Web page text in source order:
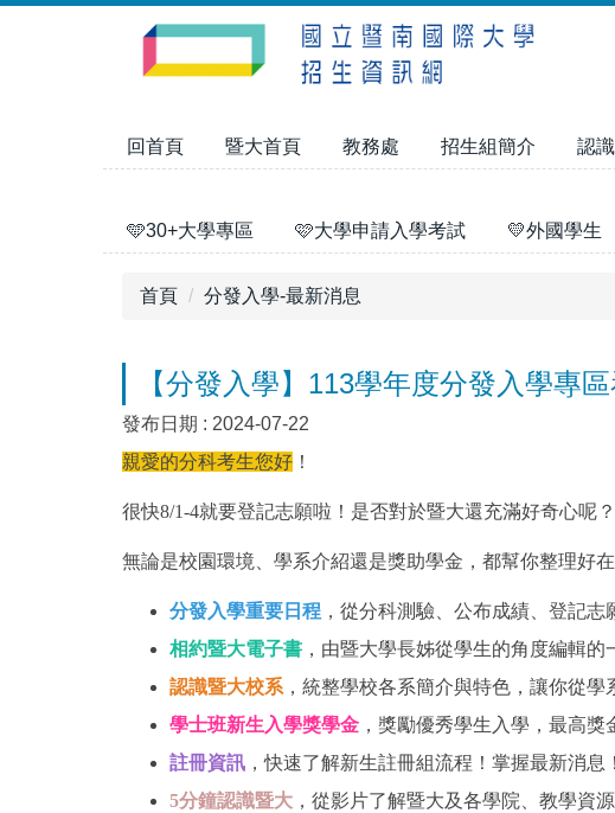
回首頁 暨大首頁 教務處 招生組簡介 認
🩵30+大學專區 🩷大學申請入學考試 💛外國學生
首頁 分發入學-最新消息
【分發入學】113學年度分發入學專區
發布日期 : 2024-07-22
親愛的分科考生您好 ！
很快8/1-4就要登記志願啦！是否對於暨大還充滿好奇心呢
無論是校園環境、學系介紹還是獎助學金，都幫你整理好
分發入學重要日程 ，從分科測驗、公布成績、登記
相約暨大電子書 ，由暨大學長姊從學生的角度編輯
認識暨大校系，統整學校各系簡介與特色，讓你從學
學士班新生入學獎學金 ，獎勵優秀學生入學，最高獎
註冊資訊 ，快速了解新生註冊組流程！掌握最新消息！
5分鐘認識暨大 ，從影片了解暨大及各學院、教學資